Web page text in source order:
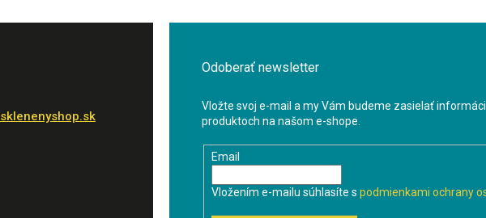
sklenenyshop.sk
Odoberať newsletter
Vložte svoj e-mail a my Vám budeme zasielať
produktoch na našom e-shope.
Email
Vložením e-mailu súhlasíte s podmienkami ochrany